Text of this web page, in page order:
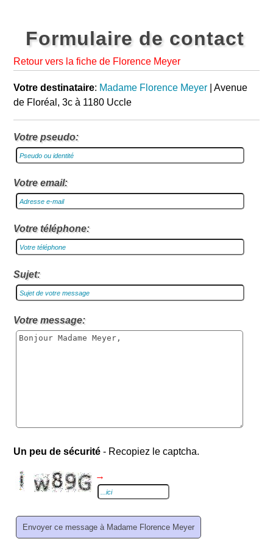
Formulaire de contact
Retour vers la fiche de Florence Meyer
Votre destinataire: Madame Florence Meyer | Avenue
de Floréal, 3c à 1180 Uccle
Votre pseudo:
Votre email:
Votre téléphone:
Sujet:
Votre message:
Un peu de sécurité - Recopiez le captcha.
→